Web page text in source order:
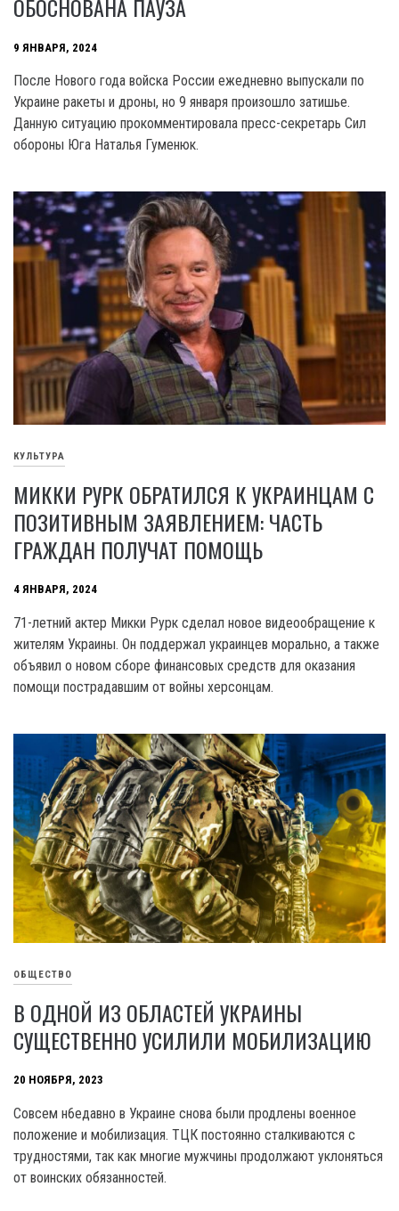
ОБОСНОВАНА ПАУЗА
9 ЯНВАРЯ, 2024
После Нового года войска России ежедневно выпускали по
Украине ракеты и дроны, но 9 января произошло затишье.
Данную ситуацию прокомментировала пресс-секретарь Сил
обороны Юга Наталья Гуменюк.
КУЛЬТУРА
МИККИ РУРК ОБРАТИЛСЯ К УКРАИНЦАМ С
ПОЗИТИВНЫМ ЗАЯВЛЕНИЕМ: ЧАСТЬ
ГРАЖДАН ПОЛУЧАТ ПОМОЩЬ
4 ЯНВАРЯ, 2024
71-летний актер Микки Рурк сделал новое видеообращение к
жителям Украины. Он поддержал украинцев морально, а также
объявил о новом сборе финансовых средств для оказания
помощи пострадавшим от войны херсонцам.
ОБЩЕСТВО
В ОДНОЙ ИЗ ОБЛАСТЕЙ УКРАИНЫ
СУЩЕСТВЕННО УСИЛИЛИ МОБИЛИЗАЦИЮ
20 НОЯБРЯ, 2023
Совсем н6едавно в Украине снова были продлены военное
положение и мобилизация. ТЦК постоянно сталкиваются с
трудностями, так как многие мужчины продолжают уклоняться
от воинских обязанностей.